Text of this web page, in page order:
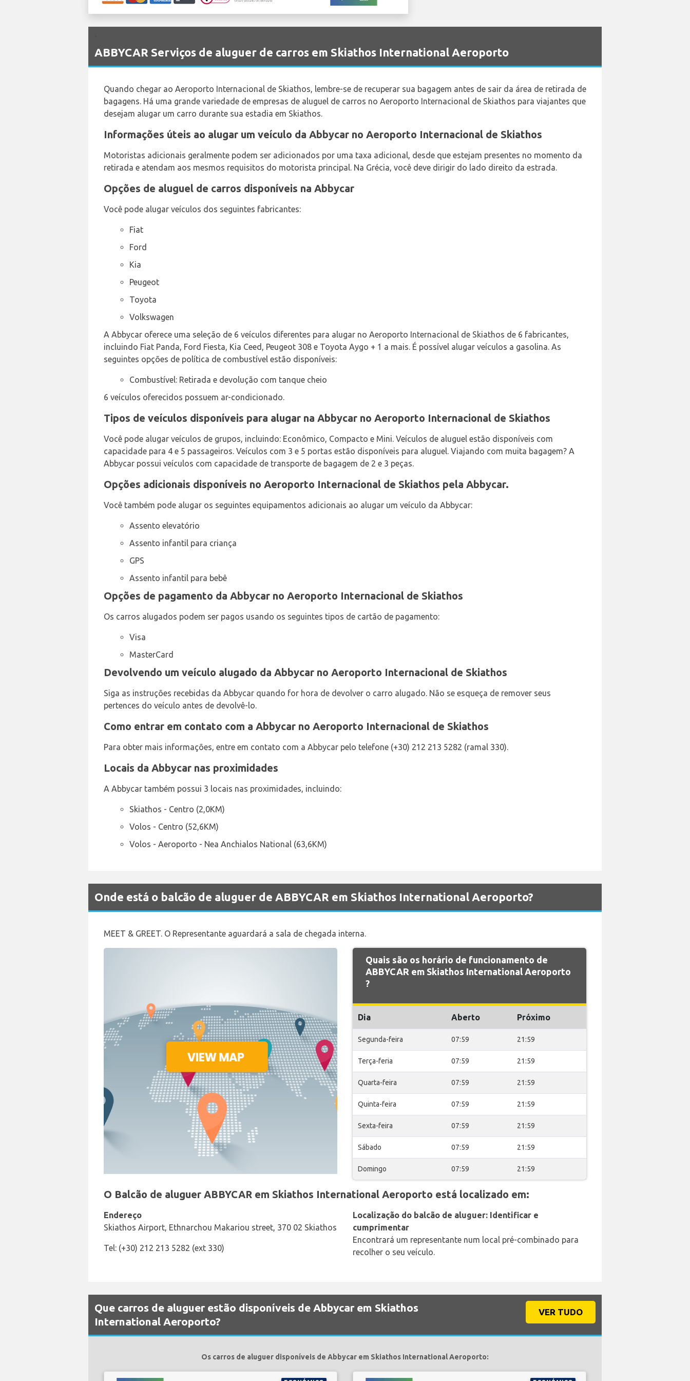
ABBYCAR Serviços de aluguer de carros em Skiathos International Aeroporto
Quando chegar ao Aeroporto Internacional de Skiathos, lembre-se de recuperar sua bagagem antes de sair da área de retirada de
bagagens. Há uma grande variedade de empresas de aluguel de carros no Aeroporto Internacional de Skiathos para viajantes que
desejam alugar um carro durante sua estadia em Skiathos.
Informações úteis ao alugar um veículo da Abbycar no Aeroporto Internacional de Skiathos
Motoristas adicionais geralmente podem ser adicionados por uma taxa adicional, desde que estejam presentes no momento da
retirada e atendam aos mesmos requisitos do motorista principal. Na Grécia, você deve dirigir do lado direito da estrada.
Opções de aluguel de carros disponíveis na Abbycar
Você pode alugar veículos dos seguintes fabricantes:
Fiat
Ford
Kia
Peugeot
Toyota
Volkswagen
A Abbycar oferece uma seleção de 6 veículos diferentes para alugar no Aeroporto Internacional de Skiathos de 6 fabricantes,
incluindo Fiat Panda, Ford Fiesta, Kia Ceed, Peugeot 308 e Toyota Aygo + 1 a mais. É possível alugar veículos a gasolina. As
seguintes opções de política de combustível estão disponíveis:
Combustível: Retirada e devolução com tanque cheio
6 veículos oferecidos possuem ar-condicionado.
Tipos de veículos disponíveis para alugar na Abbycar no Aeroporto Internacional de Skiathos
Você pode alugar veículos de grupos, incluindo: Econômico, Compacto e Mini. Veículos de aluguel estão disponíveis com
capacidade para 4 e 5 passageiros. Veículos com 3 e 5 portas estão disponíveis para aluguel. Viajando com muita bagagem? A
Abbycar possui veículos com capacidade de transporte de bagagem de 2 e 3 peças.
Opções adicionais disponíveis no Aeroporto Internacional de Skiathos pela Abbycar.
Você também pode alugar os seguintes equipamentos adicionais ao alugar um veículo da Abbycar:
Assento elevatório
Assento infantil para criança
GPS
Assento infantil para bebê
Opções de pagamento da Abbycar no Aeroporto Internacional de Skiathos
Os carros alugados podem ser pagos usando os seguintes tipos de cartão de pagamento:
Visa
MasterCard
Devolvendo um veículo alugado da Abbycar no Aeroporto Internacional de Skiathos
Siga as instruções recebidas da Abbycar quando for hora de devolver o carro alugado. Não se esqueça de remover seus
pertences do veículo antes de devolvê-lo.
Como entrar em contato com a Abbycar no Aeroporto Internacional de Skiathos
Para obter mais informações, entre em contato com a Abbycar pelo telefone (+30) 212 213 5282 (ramal 330).
Locais da Abbycar nas proximidades
A Abbycar também possui 3 locais nas proximidades, incluindo:
Skiathos - Centro (2,0KM)
Volos - Centro (52,6KM)
Volos - Aeroporto - Nea Anchialos National (63,6KM)
Onde está o balcão de aluguer de ABBYCAR em Skiathos International Aeroporto?
MEET & GREET. O Representante aguardará a sala de chegada interna.
Quais são os horário de funcionamento de
ABBYCAR em Skiathos International Aeroporto
?
Dia Aberto Próximo
Segunda-feira 07:59 21:59
Terça-feria 07:59 21:59
Quarta-feira 07:59 21:59
Quinta-feira 07:59 21:59
Sexta-feira 07:59 21:59
Sábado 07:59 21:59
Domingo 07:59 21:59
O Balcão de aluguer ABBYCAR em Skiathos International Aeroporto está localizado em:
Endereço
Skiathos Airport, Ethnarchou Makariou street, 370 02 Skiathos
Tel: (+30) 212 213 5282 (ext 330)
Localização do balcão de aluguer: Identificar e
cumprimentar
Encontrará um representante num local pré-combinado para
recolher o seu veículo.
Que carros de aluguer estão disponíveis de Abbycar em Skiathos
International Aeroporto?
VER TUDO
Os carros de aluguer disponíveis de Abbycar em Skiathos International Aeroporto: